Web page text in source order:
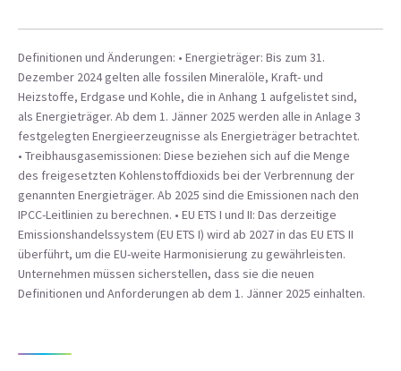
Definitionen und Änderungen: • Energieträger: Bis zum 31.
Dezember 2024 gelten alle fossilen Mineralöle, Kraft- und
Heizstoffe, Erdgase und Kohle, die in Anhang 1 aufgelistet sind,
als Energieträger. Ab dem 1. Jänner 2025 werden alle in Anlage 3
festgelegten Energieerzeugnisse als Energieträger betrachtet.
• Treibhausgasemissionen: Diese beziehen sich auf die Menge
des freigesetzten Kohlenstoffdioxids bei der Verbrennung der
genannten Energieträger. Ab 2025 sind die Emissionen nach den
IPCC-Leitlinien zu berechnen. • EU ETS I und II: Das derzeitige
Emissionshandelssystem (EU ETS I) wird ab 2027 in das EU ETS II
überführt, um die EU-weite Harmonisierung zu gewährleisten.
Unternehmen müssen sicherstellen, dass sie die neuen
Definitionen und Anforderungen ab dem 1. Jänner 2025 einhalten.